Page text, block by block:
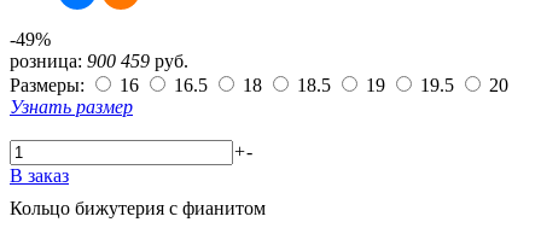
-49%
розница: 900 459 руб.
Размеры:
16 16.5 18 18.5 19 19.5
20
Узнать размер
+-
В заказ
Кольцо бижутерия с фианитом